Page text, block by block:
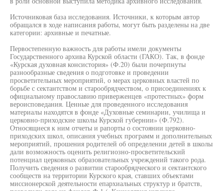
Источниковая база исследования. Источники, к которым автор
обращался в ходе написания работы, могут быть разделены на две
категории: архивные и печатные.
Первостепенную важность для работы имели документы
Государственного архива Курской области (ГАКО). Так, в фонде
«Курская духовная консистория» (Ф.20) были почерпнуты
разнообразные сведения о подготовке и проведении
просветительных мероприятий, о мерах церковных властей по
борьбе с сектантством и старообрядчеством, о присоединениях к
официальному православию приверженцев «протестных» форм
вероисповедания. Ценные для проведенного исследования
материалы находятся в фонде «Духовные семинарии, училища и
церковно-приходские школы Курской губернии» (Ф.792).
Относящиеся к ним отчеты и рапорты о состоянии церковно-
приходских школ, описания учебных программ и дополнительных
мероприятий, прошения родителей об определении детей в школы
дали возможность оценить религиозно-просветительский
потенциал церковных образовательных учреждений такого рода.
Получить сведения о развитии старообрядческого и сектантского
сообществ на территории Курского края, ставших объектами
миссионерской деятельности епархиальных структур и братств,